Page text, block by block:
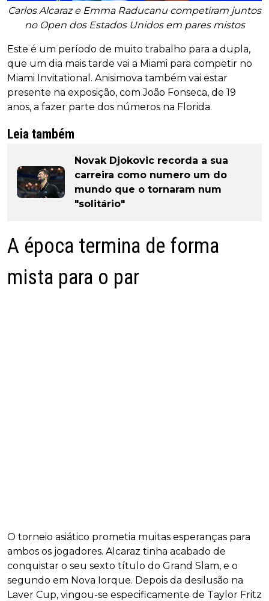
Carlos Alcaraz e Emma Raducanu competiram juntos
no Open dos Estados Unidos em pares mistos
Este é um período de muito trabalho para a dupla,
que um dia mais tarde vai a Miami para competir no
Miami Invitational. Anisimova também vai estar
presente na exposição, com João Fonseca, de 19
anos, a fazer parte dos números na Florida.
Leia também
Novak Djokovic recorda a sua
carreira como numero um do
mundo que o tornaram num
"solitário"
A época termina de forma
mista para o par
O torneio asiático prometia muitas esperanças para
ambos os jogadores. Alcaraz tinha acabado de
conquistar o seu sexto título do Grand Slam, e o
segundo em Nova Iorque. Depois da desilusão na
Laver Cup, vingou-se especificamente de Taylor Fritz